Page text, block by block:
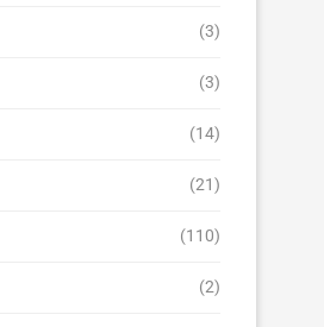
(3)
(3)
(14)
(21)
(110)
(2)